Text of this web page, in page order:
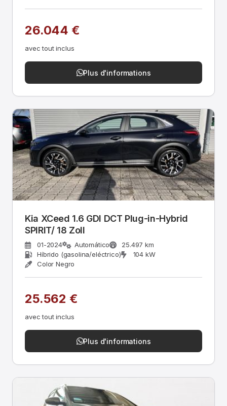
26.044 €
avec tout inclus
Plus d'informations
Kia XCeed 1.6 GDI DCT Plug-in-Hybrid
SPIRIT/ 18 Zoll
01-2024 Automático
25.497 km
Híbrido (gasolina/eléctrico)
104 kW
Color Negro
25.562 €
avec tout inclus
Plus d'informations